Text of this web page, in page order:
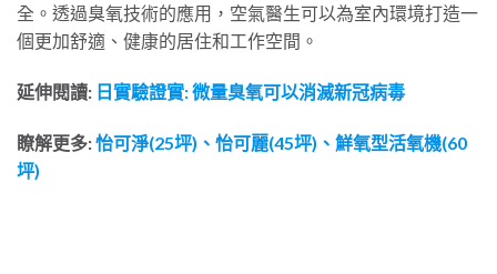
全。透過臭氧技術的應用，空氣醫生可以為室內環境打造一
個更加舒適、健康的居住和工作空間。
延伸閱讀: 日實驗證實: 微量臭氧可以消滅新冠病毒
瞭解更多:怡可淨(25坪)、 怡可麗(45坪) 、 鮮氧型活氧機(60
坪)